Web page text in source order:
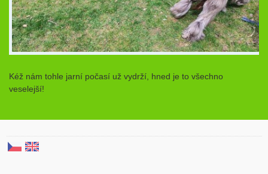
Kéž nám tohle jarní počasí už vydrží, hned je to všechno
veselejší!